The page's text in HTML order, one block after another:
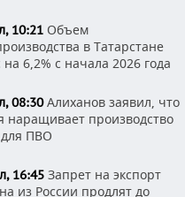
10:21 Объем
в Татарстане
6,2% с начала 2026 года
08:30Алиханов заявил, что
наращивает производство
для ПВО
16:45 Запрет на экспорт
из России продлят до